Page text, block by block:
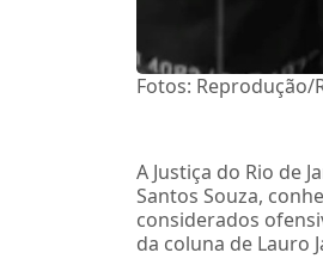
Fotos: Reprodução/
A Justiça do Rio de
Santos Souza,
considerados
da coluna de Lauro